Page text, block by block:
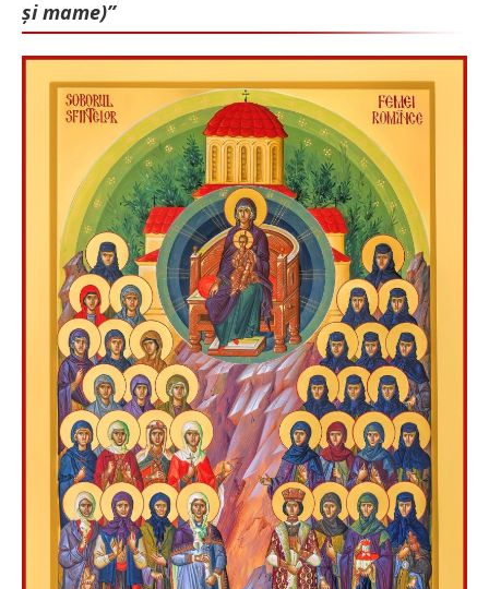
și mame)”